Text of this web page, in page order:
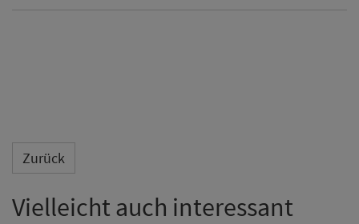
Zurück
Vielleicht auch interessant